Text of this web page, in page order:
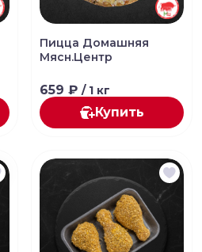
Пицца Домашняя
Мясн.Центр
659 ₽ / 1 кг
Купить